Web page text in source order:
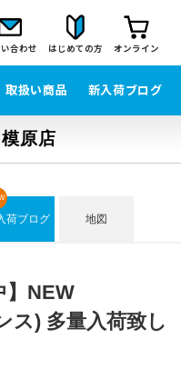
合わせ はじめての方 オンライン
取扱い商品 新入荷ブログ
原店
荷ブログ 地図
】NEW
ス) 多量入荷致し